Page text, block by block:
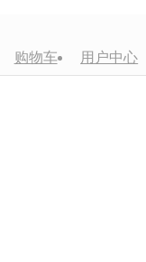
购物车
用户中心